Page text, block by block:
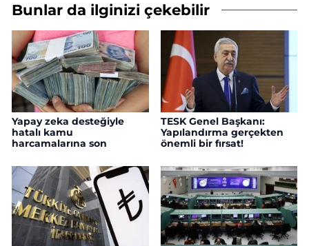
Bunlar da ilginizi çekebilir
Yapay zeka desteğiyle
hatalı kamu
harcamalarına son
TESK Genel Başkanı:
Yapılandırma gerçekten
önemli bir fırsat!